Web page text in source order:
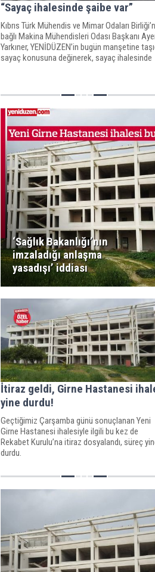
“Sayaç ihalesinde şaibe var”
Kıbrıs Türk Mühendis ve Mimar Odaları
bağlı Makina Mühendisleri Odası Başkanı
Yarkıner, YENİDÜZEN’in bugün manşetine
sayaç konusuna değinerek, sayaç ihalesinde
‘Sağlık Bakanlığı’nın
imzaladığı anlaşma
yasadışı’ iddiası
İtiraz geldi, Girne Hastanesi
yine durdu!
Geçtiğimiz Çarşamba günü sonuçlanan Yeni
Girne Hastanesi ihalesiyle ilgili bu kez de
Rekabet Kurulu’na itiraz dosyalandı, süreç
durdu.